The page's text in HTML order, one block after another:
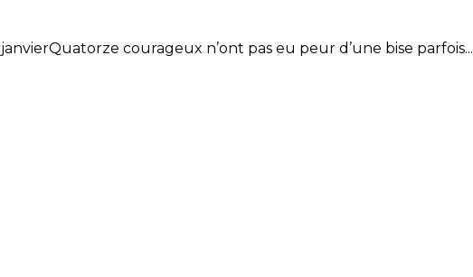
courageux n’ont pas eu peur d’une bise parfois...